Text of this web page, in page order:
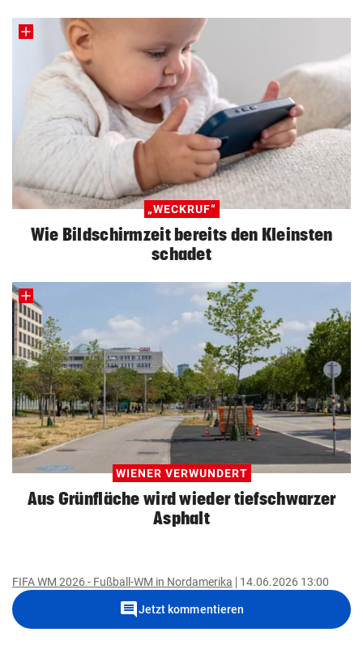
„WECKRUF“
Wie Bildschirmzeit bereits den Kleinsten
schadet
WIENER VERWUNDERT
Aus Grünfläche wird wieder tiefschwarzer
Asphalt
FIFA WM 2026 - Fußball-WM in Nordamerika 14.06.2026 13:00
commentJetzt kommentieren